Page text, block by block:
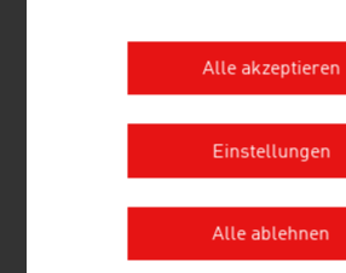
Verband der österreichischen
Musikwirtschaft – IFPI Austria
Alle akzeptieren
Einstellungen
Alle ablehnen